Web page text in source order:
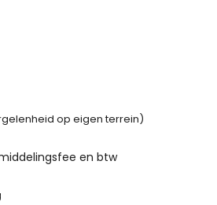
op eigen terrein)
en btw